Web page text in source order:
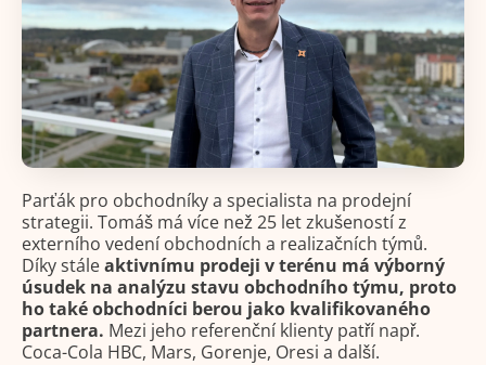
Parťák pro obchodníky a specialista na prodejní
strategii. Tomáš má více než 25 let zkušeností z
externího vedení obchodních a realizačních týmů.
Díky stáleaktivnímu prodeji v terénu má výborný
úsudek na analýzu stavu obchodního týmu, proto
ho také obchodníci berou jako kvalifikovaného
partnera. Mezi jeho referenční klienty patří např.
Coca-Cola HBC, Mars, Gorenje, Oresi a další.